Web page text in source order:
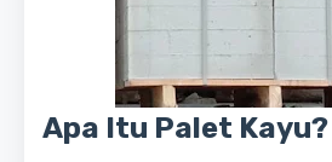
Apa Itu Palet Kayu?